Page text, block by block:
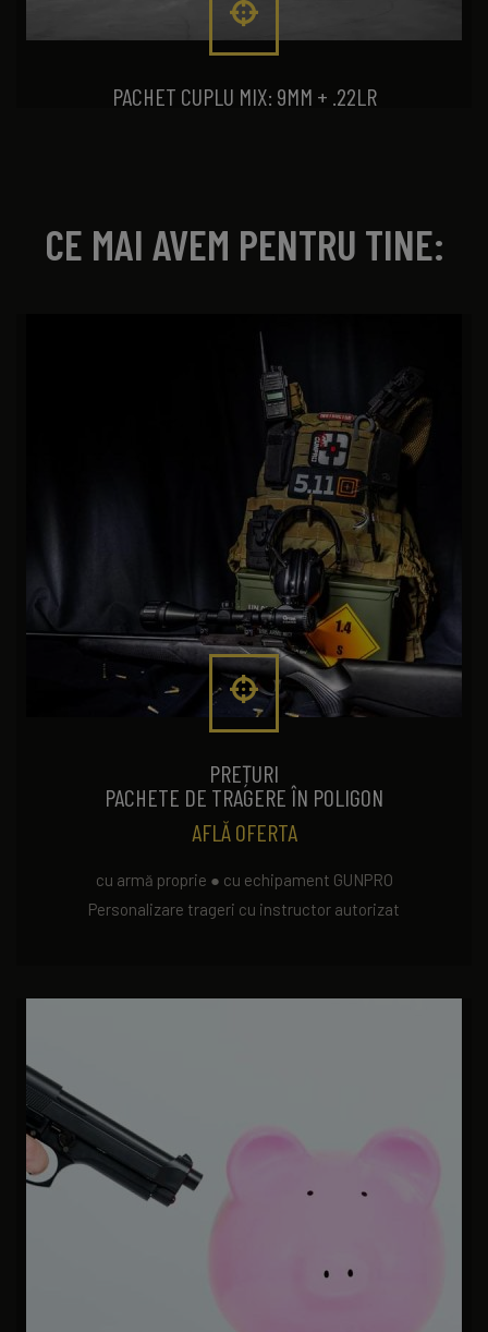
PACHET CUPLU MIX: 9MM + .22LR
CE MAI AVEM PENTRU TINE:
PREȚURI
PACHETE DE TRAGERE ÎN POLIGON
AFLĂ OFERTA
cu armă proprie ● cu echipament GUNPRO
Personalizare trageri cu instructor autorizat